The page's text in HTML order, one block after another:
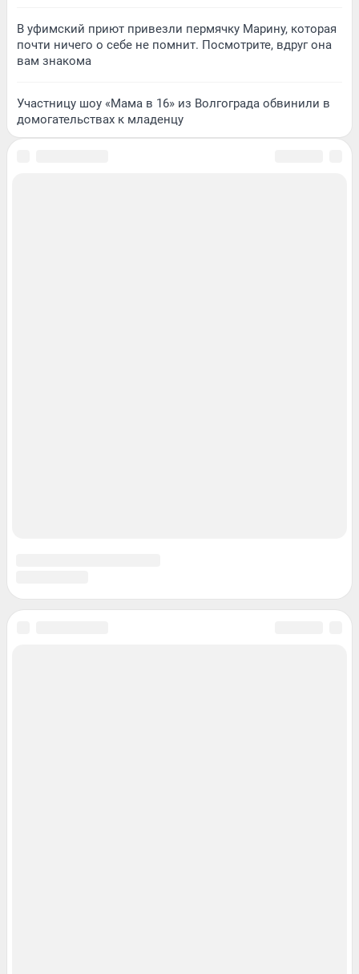
В уфимский приют привезли пермячку Марину, которая
почти ничего о себе не помнит. Посмотрите, вдруг она
вам знакома
Участницу шоу «Мама в 16» из Волгограда обвинили в
домогательствах к младенцу